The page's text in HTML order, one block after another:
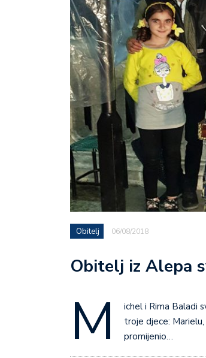
Obitelj 06/08/2018
Obitelj iz Alepa
M
ichel i Rima Baladi
troje djece:
promijenio…